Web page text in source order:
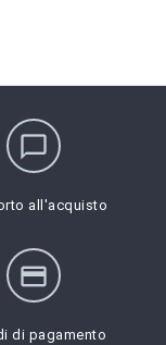
chat_bubble_outline
all'acquisto
credit_card
di pagamento